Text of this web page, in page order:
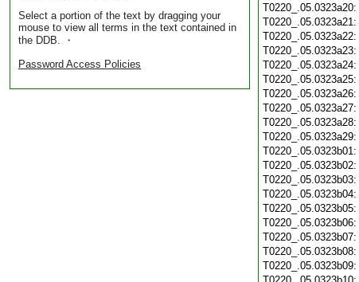
Select a portion of the text by dragging your
mouse to view all terms in the text contained in
the DDB. ・
Password Access Policies
T0220_.05.0323a20:
T0220_.05.0323a21:
T0220_.05.0323a22:
T0220_.05.0323a23:
T0220_.05.0323a24:
T0220_.05.0323a25:
T0220_.05.0323a26:
T0220_.05.0323a27:
T0220_.05.0323a28:
T0220_.05.0323a29:
T0220_.05.0323b01:
T0220_.05.0323b02:
T0220_.05.0323b03:
T0220_.05.0323b04:
T0220_.05.0323b05:
T0220_.05.0323b06:
T0220_.05.0323b07:
T0220_.05.0323b08:
T0220_.05.0323b09: